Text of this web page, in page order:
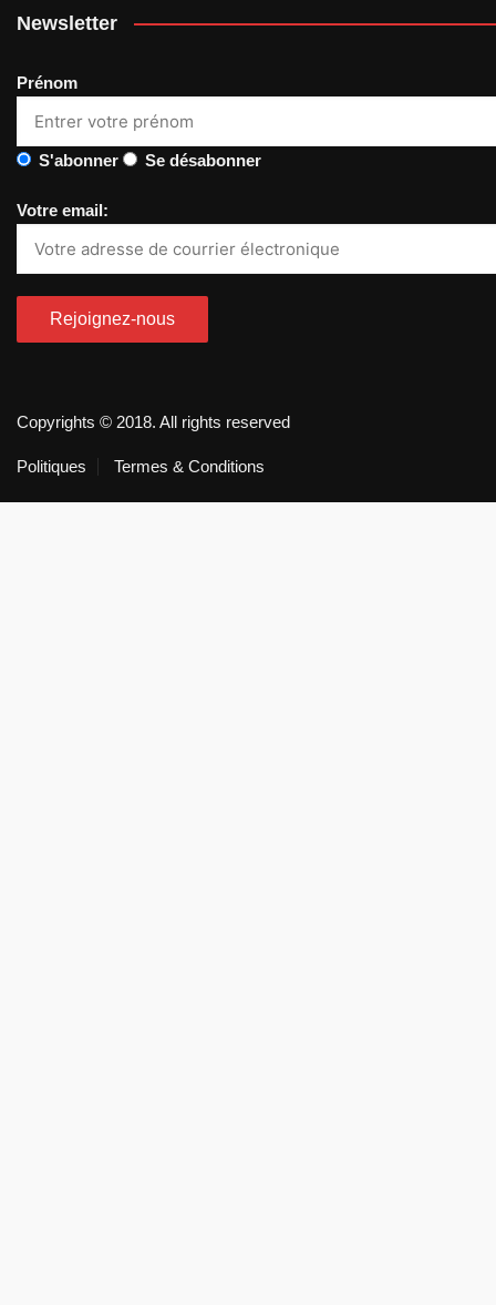
Newsletter
Prénom
S'abonner Se désabonner
Votre email:
Copyrights © 2018. All rights reserved
Politiques Termes & Conditions